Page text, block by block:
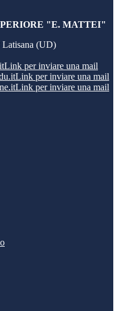
"E. MATTEI"
(UD)
Link per inviare una mail
Link per inviare una mail
Link per inviare una mail